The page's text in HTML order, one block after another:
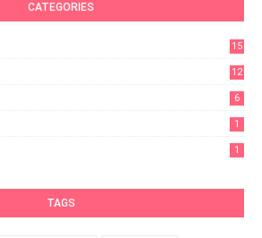
CATEGORIES
15
12
6
1
1
TAGS